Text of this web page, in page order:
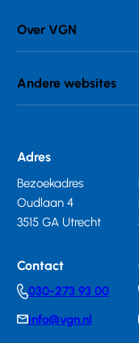
Over VGN
Andere websites
Adres
Bezoekadres
Oudlaan 4
3515 GA Utrecht
Contact
Telephonenumber
030-273 93 00
E-info@vgn.nl